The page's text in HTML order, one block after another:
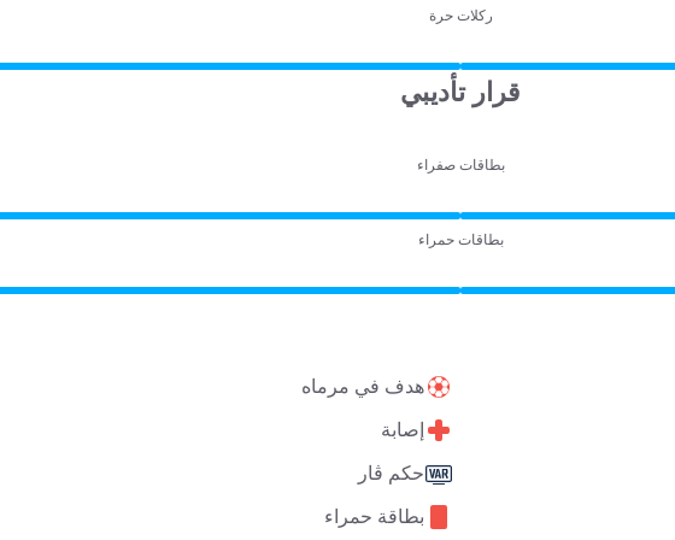
ركلات حرة
قرار تأديبي
بطاقات صفراء
بطاقات حمراء
هدف في مرماه
إصابة
حكم ڤار
بطاقة حمراء